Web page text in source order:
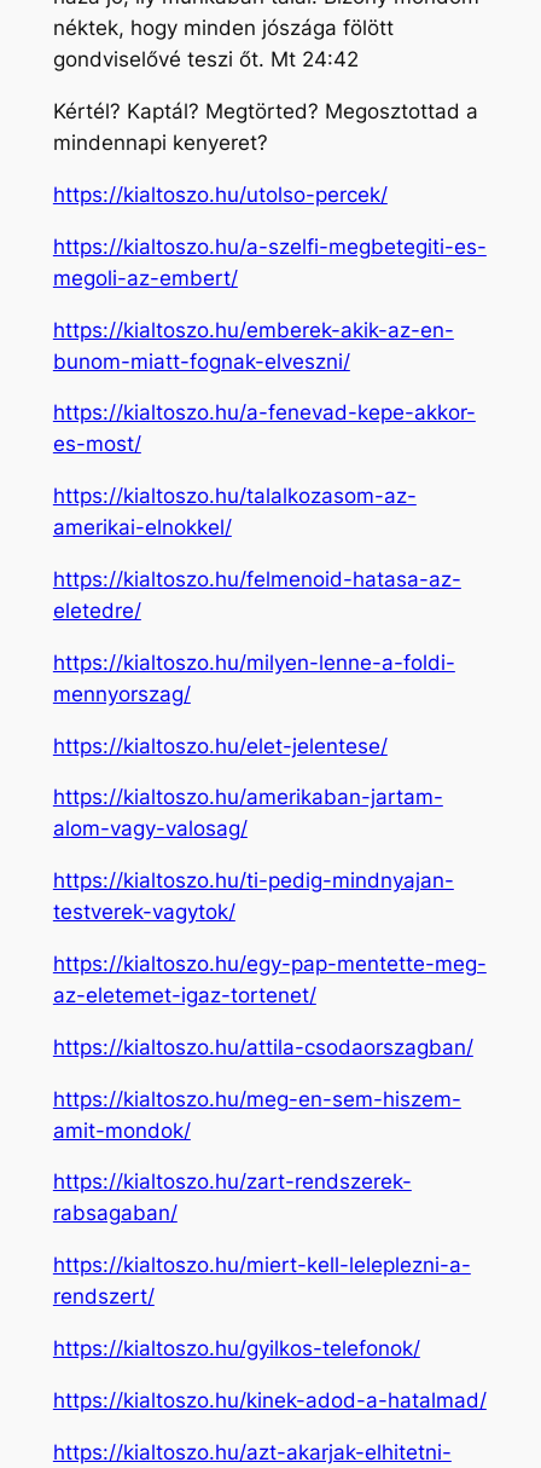
néktek, hogy minden jószága fölött
gondviselővé teszi őt. Mt 24:42
Kértél? Kaptál? Megtörted? Megosztottad a
mindennapi kenyeret?
https://kialtoszo.hu/utolso-percek/
https://kialtoszo.hu/a-szelfi-megbetegiti-es-
megoli-az-embert/
https://kialtoszo.hu/emberek-akik-az-en-
bunom-miatt-fognak-elveszni/
https://kialtoszo.hu/a-fenevad-kepe-akkor-
es-most/
https://kialtoszo.hu/talalkozasom-az-
amerikai-elnokkel/
https://kialtoszo.hu/felmenoid-hatasa-az-
eletedre/
https://kialtoszo.hu/milyen-lenne-a-foldi-
mennyorszag/
https://kialtoszo.hu/elet-jelentese/
https://kialtoszo.hu/amerikaban-jartam-
alom-vagy-valosag/
https://kialtoszo.hu/ti-pedig-mindnyajan-
testverek-vagytok/
https://kialtoszo.hu/egy-pap-mentette-meg-
az-eletemet-igaz-tortenet/
https://kialtoszo.hu/attila-csodaorszagban/
https://kialtoszo.hu/meg-en-sem-hiszem-
amit-mondok/
https://kialtoszo.hu/zart-rendszerek-
rabsagaban/
https://kialtoszo.hu/miert-kell-leleplezni-a-
rendszert/
https://kialtoszo.hu/gyilkos-telefonok/
https://kialtoszo.hu/kinek-adod-a-hatalmad/
https://kialtoszo.hu/azt-akarjak-elhitetni-